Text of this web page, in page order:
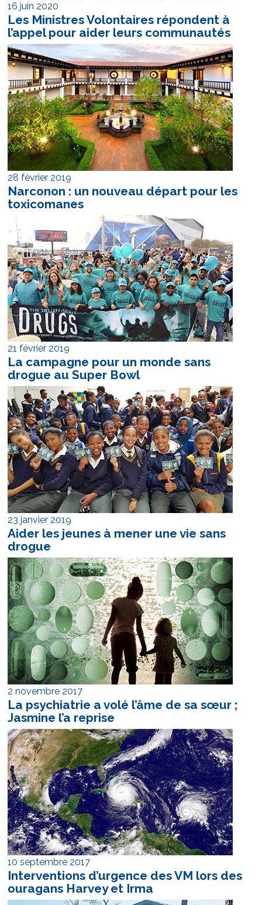
16 juin 2020
Les Ministres Volontaires répondent à
l’appel pour aider leurs communautés
28 février 2019
Narconon : un nouveau départ pour les
toxicomanes
21 février 2019
La campagne pour un monde sans
drogue au Super Bowl
23 janvier 2019
Aider les jeunes à mener une vie sans
drogue
2 novembre 2017
La psychiatrie a volé l’âme de sa sœur ;
Jasmine l’a reprise
10 septembre 2017
Interventions d’urgence des VM lors des
ouragans Harvey et Irma